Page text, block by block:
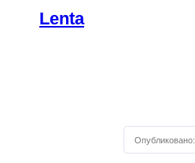
Lenta
Опубликовано: